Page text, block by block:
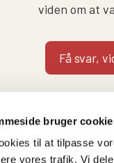
bruger
til at tilpasse
vores trafik. Vi
viden om at
Få svar,